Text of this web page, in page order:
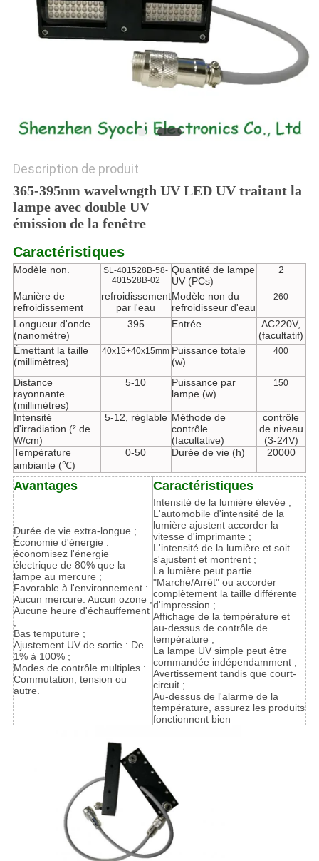
PRIVACY
POLICY
Description de produit
365-395nm wavelwngth UV LED UV traitant la
lampe avec double UV
émission de la fenêtre
Caractéristiques
Modèle non.
SL-401528B-58-
401528B-02
Quantité de lampe
UV (PCs)
2
Manière de
refroidissement
refroidissement
par l'eau
Modèle non du
refroidisseur d'eau
260
Longueur d'onde
(nanomètre)
395 Entrée
AC220V,
(facultatif)
Émettant la taille
(millimètres)
40x15+40x15mm Puissance totale
(w)
400
Distance
rayonnante
(millimètres)
5-10
Puissance par
lampe (w)
150
Intensité
d'irradiation (² de
W/cm)
5-12, réglable Méthode de
contrôle
(facultative)
contrôle
de niveau
(3-24V)
Température
ambiante (℃)
0-50 Durée de vie (h) 20000
Avantages Caractéristiques
Durée de vie extra-longue ;
Économie d'énergie :
économisez l'énergie
électrique de 80% que la
lampe au mercure ;
Favorable à l'environnement :
Aucun mercure. Aucun ozone ;
Aucune heure d'échauffement
;
Bas temputure ;
Ajustement UV de sortie : De
1% à 100% ;
Modes de contrôle multiples :
Commutation, tension ou
autre.
Intensité de la lumière élevée ;
L'automobile d'intensité de la
lumière ajustent accorder la
vitesse d'imprimante ;
L'intensité de la lumière et soit
s'ajustent et montrent ;
La lumière peut partie
"Marche/Arrêt" ou accorder
complètement la taille différente
d'impression ;
Affichage de la température et
au-dessus de contrôle de
température ;
La lampe UV simple peut être
commandée indépendamment ;
Avertissement tandis que court-
circuit ;
Au-dessus de l'alarme de la
température, assurez les produits
fonctionnent bien